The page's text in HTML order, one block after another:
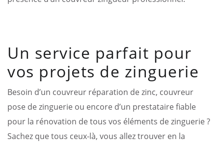
Un service parfait pour
vos projets de zinguerie
Besoin d’un couvreur réparation de zinc, couvreur
pose de zinguerie ou encore d’un prestataire fiable
pour la rénovation de tous vos éléments de zinguerie ?
Sachez que tous ceux-là, vous allez trouver en la